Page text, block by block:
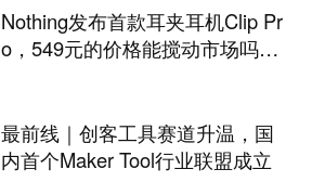
Nothing发布首款耳夹耳机Clip Pr
o，549元的价格能搅动市场吗？
最前线｜创客工具赛道升温，国
内首个Maker Tool行业联盟成立